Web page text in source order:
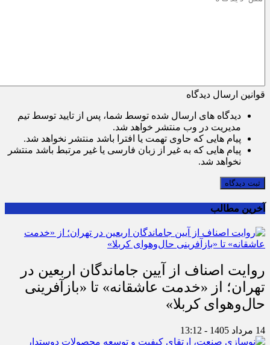
قوانین ارسال دیدگاه
دیدگاه های ارسال شده توسط شما، پس از تایید توسط تیم
مدیریت در وب منتشر خواهد شد.
پیام هایی که حاوی تهمت یا افترا باشد منتشر نخواهد شد.
پیام هایی که به غیر از زبان فارسی یا غیر مرتبط باشد منتشر
نخواهد شد.
ثبت دیدگاه
آخرین مطالب
روایت اصناف از آیین جاماندگان اربعین در
تهران؛ از «خدمت عاشقانه» تا «بازآفرینی
حال‌وهوای کربلا»
14 مرداد 1405 - 13:12